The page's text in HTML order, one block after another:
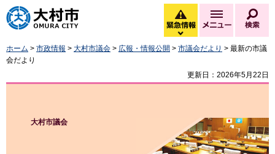
大村市
緊急情報
緊急情報を開く
メニュー
ホーム > 市政情報 > 大村市議会 > 広報・情報公開 > 市議会だより > 最新の市議
会だより
更新日：2026年5月22日
大村市議会